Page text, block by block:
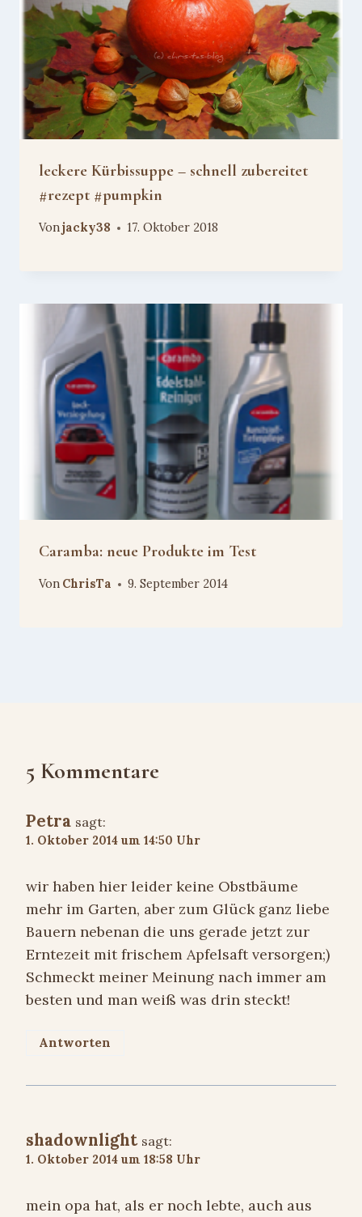
leckere Kürbissuppe – schnell zubereitet
#rezept #pumpkin
Vonjacky38 17. Oktober 2018
Caramba: neue Produkte im Test
Von ChrisTa 9. September 2014
5 Kommentare
Petra sagt:
1. Oktober 2014 um 14:50 Uhr
wir haben hier leider keine Obstbäume
mehr im Garten, aber zum Glück ganz liebe
Bauern nebenan die uns gerade jetzt zur
Erntezeit mit frischem Apfelsaft versorgen;)
Schmeckt meiner Meinung nach immer am
besten und man weiß was drin steckt!
Antworten
shadownlight sagt:
1. Oktober 2014 um 18:58 Uhr
mein opa hat, als er noch lebte, auch aus